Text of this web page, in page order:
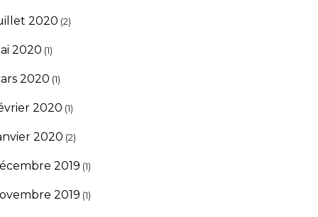
2020 (2)
2020 (1)
2020 (1)
2020 (1)
2020 (2)
2019 (1)
2019 (1)